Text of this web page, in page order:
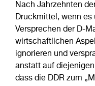
Nach Jahrzehnten
Druckmittel, wenn es
Versprechen der D-
wirtschaftlichen
ignorieren und
anstatt auf
dass die DDR zum